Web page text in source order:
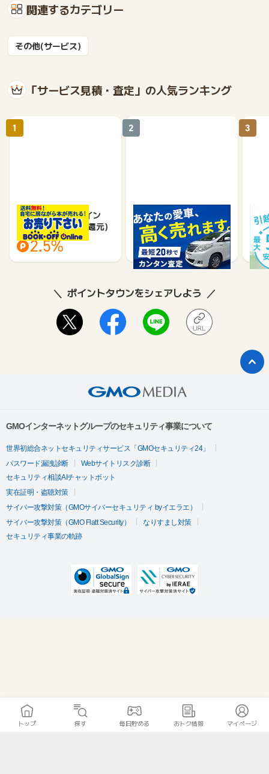
関連するカテゴリー
その他(サービス)
「サービス見積・査定」の人気ランキング
ブックオフオンライン
【宅配買取】(料率還元)
2.5%
1
車買取のチョージン
18,000
2 3
ポイントタウンをシェアしよう
GMOインターネットグループのセキュリティ事業について
世界初総合ネットセキュリティサービス「GMOセキュリティ24」
パスワード漏洩診断
Webサイトリスク診断
セキュリティ相談AIチャットボット
実在証明・盗聴対策
サイバー攻撃対策（GMOサイバーセキュリティ byイエラエ）
サイバー攻撃対策（GMO Flatt Security）
なりすまし対策
セキュリティ事業の軌跡
トップ 探す 毎日貯める おトク情報 マイページ